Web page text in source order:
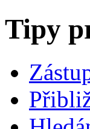
Tipy